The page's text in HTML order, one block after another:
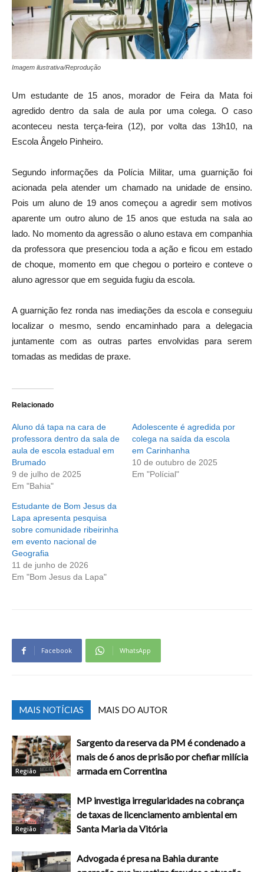
Imagem ilustrativa/Reprodução
Um estudante de 15 anos, morador de Feira da Mata foi
agredido dentro da sala de aula por uma colega. O caso
aconteceu nesta terça-feira (12), por volta das 13h10, na
Escola Ângelo Pinheiro.
Segundo informações da Polícia Militar, uma guarnição foi
acionada pela atender um chamado na unidade de ensino.
Pois um aluno de 19 anos começou a agredir sem motivos
aparente um outro aluno de 15 anos que estuda na sala ao
lado. No momento da agressão o aluno estava em companhia
da professora que presenciou toda a ação e ficou em estado
de choque, momento em que chegou o porteiro e conteve o
aluno agressor que em seguida fugiu da escola.
A guarnição fez ronda nas imediações da escola e conseguiu
localizar o mesmo, sendo encaminhado para a delegacia
juntamente com as outras partes envolvidas para serem
tomadas as medidas de praxe.
Relacionado
Aluno dá tapa na cara de
professora dentro da sala de
aula de escola estadual em
Brumado
9 de julho de 2025
Em "Bahia"
Adolescente é agredida por
colega na saída da escola
em Carinhanha
10 de outubro de 2025
Em "Polícial"
Estudante de Bom Jesus da
Lapa apresenta pesquisa
sobre comunidade ribeirinha
em evento nacional de
Geografia
11 de junho de 2026
Em "Bom Jesus da Lapa"
Facebook WhatsApp
MAIS NOTÍCIAS MAIS DO AUTOR
Região
Sargento da reserva da PM é condenado a
mais de 6 anos de prisão por chefiar milícia
armada em Correntina
Região
MP investiga irregularidades na cobrança
de taxas de licenciamento ambiental em
Santa Maria da Vitória
Advogada é presa na Bahia durante